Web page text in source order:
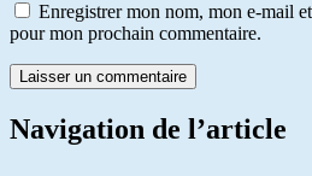
Enregistrer mon nom, mon e-mail
pour mon prochain commentaire.
Navigation de l’article